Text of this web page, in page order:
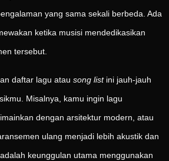
yang sama sekali berbeda. Ada
ketika musisi mendedikasikan
tersebut.
daftar lagu atau song listini jauh-jauh
Misalnya, kamu ingin lagu
dengan arsitektur modern, atau
ulang menjadi lebih akustik dan
keunggulan utama menggunakan